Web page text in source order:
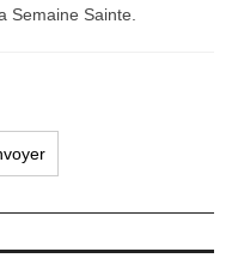
Semaine Sainte.